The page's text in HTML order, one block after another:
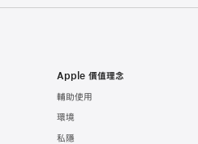
Apple 價值理念
輔助使用
環境
私隱